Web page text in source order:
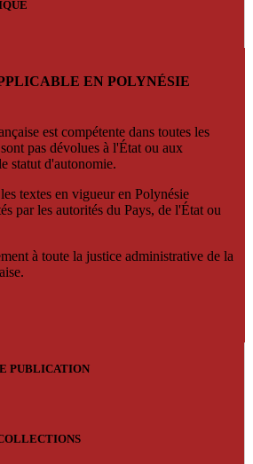
EN POLYNÉSIE
est compétente dans toutes les
pas dévolues à l'État ou aux
statut d'autonomie.
textes en vigueur en Polynésie
par les autorités du Pays, de l'État ou
à toute la justice administrative de la
PUBLICATION